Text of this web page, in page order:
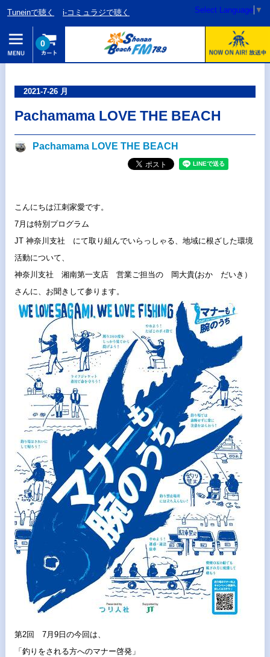
Tuneinで聴く i-コミュラジで聴く Select Language ▼
0
2021-7-26 月
Pachamama LOVE THE BEACH
Pachamama LOVE THE BEACH
こんにちは江刺家愛です。
7月は特別プログラム
JT 神奈川支社 にて取り組んでいらっしゃる、地域に根ざした環境
活動について、
神奈川支社 湘南第一支店 営業ご担当の 岡大貴(おか だいき）
さんに、お聞きして参ります。
第2回 7月9日の今回は、
「釣りをされる方へのマナー啓発」